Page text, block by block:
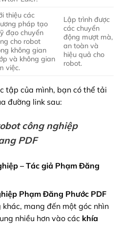
thiệu các
pháp tạo
đạo chuyển
cho robot
không gian
và không gian
việc.
Lập trình được
các chuyển
động mượt mà,
an toàn và
hiệu quả cho
robot.
tập của mình, bạn có thể tải
đường link sau:
công nghiệp
PDF
– Tác giả Phạm Đăng
Phạm Đăng Phước PDF
mang đến một góc nhìn
nhiều hơn vào các khía